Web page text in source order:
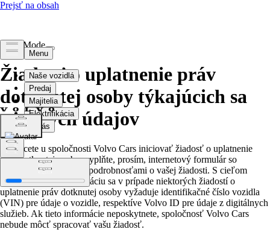
Light Mode
Žiadosť o uplatnenie práv
dotknutej osoby týkajúcich sa
osobných údajov
Ak chcete u spoločnosti Volvo Cars iniciovať žiadosť o uplatnenie
práv dotknutej osoby, vyplňte, prosím, internetový formulár so
všetkými relevantnými podrobnosťami o vašej žiadosti. S cieľom
zaistiť správnu identifikáciu sa v prípade niektorých žiadostí o
uplatnenie práv dotknutej osoby vyžaduje identifikačné číslo vozidla
(VIN) pre údaje o vozidle, respektíve Volvo ID pre údaje z digitálnych
služieb. Ak tieto informácie neposkytnete, spoločnosť Volvo Cars
nebude môcť spracovať vašu žiadosť.